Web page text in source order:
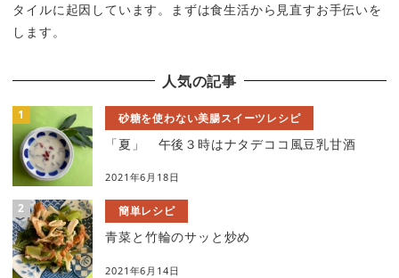
タイルに起因しています。まずは食生活から見直すお手伝いを
します。
人気の記事
砂糖を使わない美腸スイーツレシピ
「夏」 午後３時はナタデココ風豆乳甘酒
2021年6月18日
簡単レシピ
青菜と竹輪のサッと炒め
2021年6月14日